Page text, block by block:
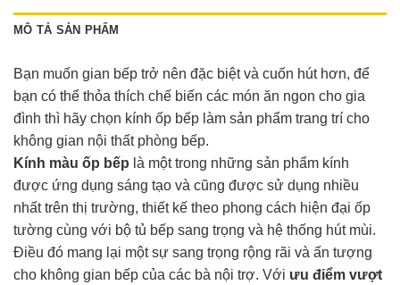
MÔ TẢ SẢN PHẨM
Bạn muốn gian bếp trở nên đặc biệt và cuốn hút hơn, để
bạn có thể thỏa thích chế biến các món ăn ngon cho gia
đình thì hãy chọn kính ốp bếp làm sản phẩm trang trí cho
không gian nội thất phòng bếp.
Kính màu ốp bếp là một trong những sản phẩm kính
được ứng dụng sáng tạo và cũng được sử dụng nhiều
nhất trên thị trường, thiết kế theo phong cách hiện đại ốp
tường cùng với bộ tủ bếp sang trọng và hệ thống hút mùi.
Điều đó mang lại một sự sang trọng rộng rãi và ấn tượng
cho không gian bếp của các bà nội trợ. Với ưu điểm vượt